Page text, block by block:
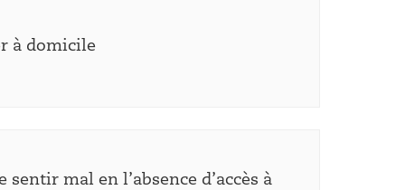
à domicile
sentir mal en l’absence d’accès à